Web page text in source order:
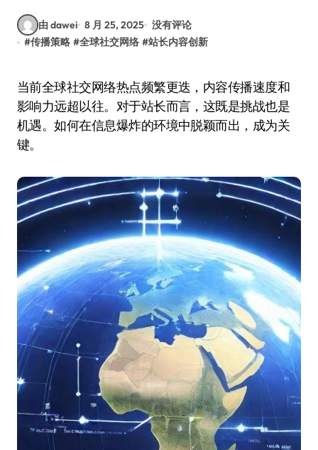
由 dawei 8 月 25, 2025 没有评论
#传播策略 #全球社交网络 #站长内容创新
当前全球社交网络热点频繁更迭，内容传播速度和
影响力远超以往。对于站长而言，这既是挑战也是
机遇。如何在信息爆炸的环境中脱颖而出，成为关
键。